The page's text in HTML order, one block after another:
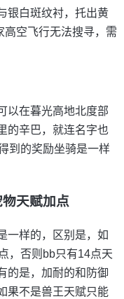
银白斑纹衬，托出黄
高空飞行无法搜寻，需
以在暮光高地北度部
的辛巴，就连名字也
到的奖励坐骑是一样
天赋加点
一样的，区别是，如
，否则bb只有14点天
的是，加耐的和防御
果不是兽王天赋只能